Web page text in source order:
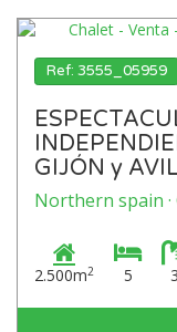
Ref: 3555_05959
GIJÓN y
Northern spain
2.500m2 5 3